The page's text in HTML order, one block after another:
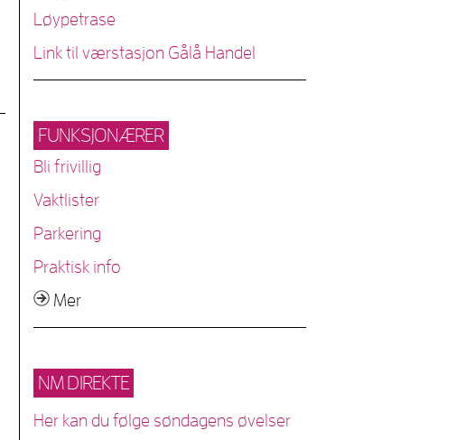
Løypetrase
Link til værstasjon Gålå Handel
FUNKSJONÆRER
Bli frivillig
Vaktlister
Parkering
Praktisk info
Mer
NM DIREKTE
Her kan du følge søndagens øvelser